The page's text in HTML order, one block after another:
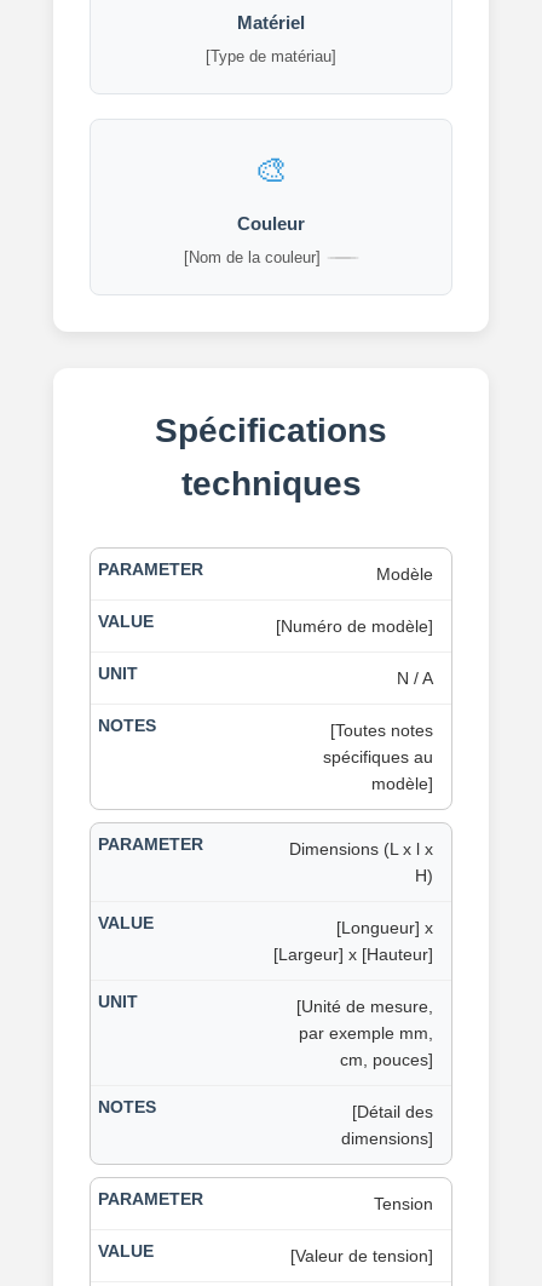
Matériel
[Type de matériau]
Couleur
[Nom de la couleur]
Spécifications
techniques
Modèle
[Numéro de modèle]
N / A
[Toutes notes
spécifiques au
modèle]
Dimensions (L x l x
H)
[Longueur] x
[Largeur] x [Hauteur]
[Unité de mesure,
par exemple mm,
cm, pouces]
[Détail des
dimensions]
Tension
[Valeur de tension]